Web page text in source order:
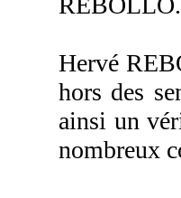
Hervé
hors des
ainsi un
nombreux